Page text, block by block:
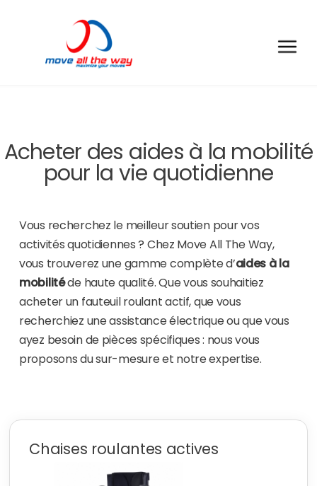
Acheter des aides à la mobilité
pour la vie quotidienne
Vous recherchez le meilleur soutien pour vos
activités quotidiennes ? Chez Move All The Way,
vous trouverez une gamme complète d’aides à la
mobilitéde haute qualité. Que vous souhaitiez
acheter un fauteuil roulant actif, que vous
recherchiez une assistance électrique ou que vous
ayez besoin de pièces spécifiques : nous vous
proposons du sur-mesure et notre expertise.
Chaises roulantes actives